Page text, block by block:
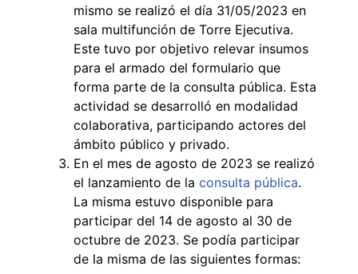
mismo se realizó el día 31/05/2023 en
sala multifunción de Torre Ejecutiva.
Este tuvo por objetivo relevar insumos
para el armado del formulario que
forma parte de la consulta pública. Esta
actividad se desarrolló en modalidad
colaborativa, participando actores del
ámbito público y privado.
En el mes de agosto de 2023 se realizó
el lanzamiento de la consulta pública.
La misma estuvo disponible para
participar del 14 de agosto al 30 de
octubre de 2023. Se podía participar
de la misma de las siguientes formas: